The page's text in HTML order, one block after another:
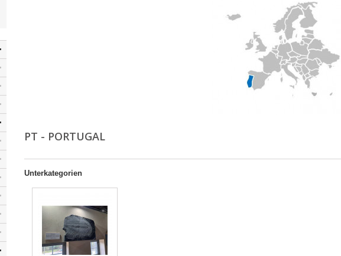
PT - PORTUGAL
Unterkategorien